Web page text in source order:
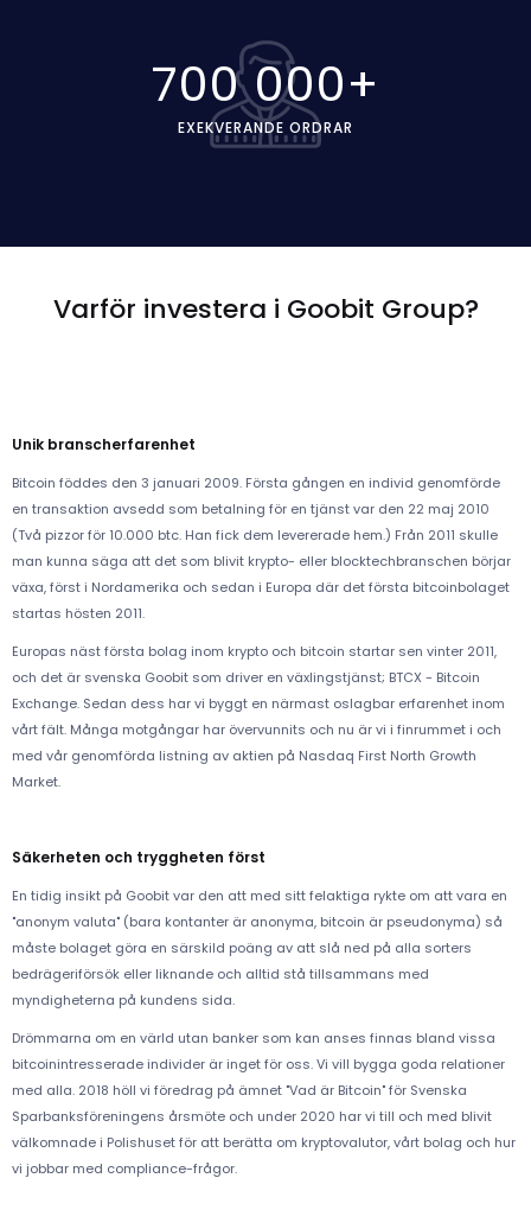
700 000+
EXEKVERANDE ORDRAR
Unik branscherfarenhet
Bitcoin föddes den 3 januari 2009. Första gången en individ genomförde
en transaktion avsedd som betalning för en tjänst var den 22 maj 2010
(Två pizzor för 10.000 btc. Han fick dem levererade hem.) Från 2011 skulle
man kunna säga att det som blivit krypto- eller blocktechbranschen börjar
växa, först i Nordamerika och sedan i Europa där det första bitcoinbolaget
startas hösten 2011.
Europas näst första bolag inom krypto och bitcoin startar sen vinter 2011,
och det är svenska Goobit som driver en växlingstjänst; BTCX - Bitcoin
Exchange. Sedan dess har vi byggt en närmast oslagbar erfarenhet inom
vårt fält. Många motgångar har övervunnits och nu är vi i finrummet i och
med vår genomförda listning av aktien på Nasdaq First North Growth
Market.
Säkerheten och tryggheten först
En tidig insikt på Goobit var den att med sitt felaktiga rykte om att vara en
"anonym valuta" (bara kontanter är anonyma, bitcoin är pseudonyma) så
måste bolaget göra en särskild poäng av att slå ned på alla sorters
bedrägeriförsök eller liknande och alltid stå tillsammans med
myndigheterna på kundens sida.
Drömmarna om en värld utan banker som kan anses finnas bland vissa
bitcoinintresserade individer är inget för oss. Vi vill bygga goda relationer
med alla. 2018 höll vi föredrag på ämnet "Vad är Bitcoin" för Svenska
Sparbanksföreningens årsmöte och under 2020 har vi till och med blivit
välkomnade i Polishuset för att berätta om kryptovalutor, vårt bolag och hur
vi jobbar med compliance-frågor.
Varför investera i Goobit Group?